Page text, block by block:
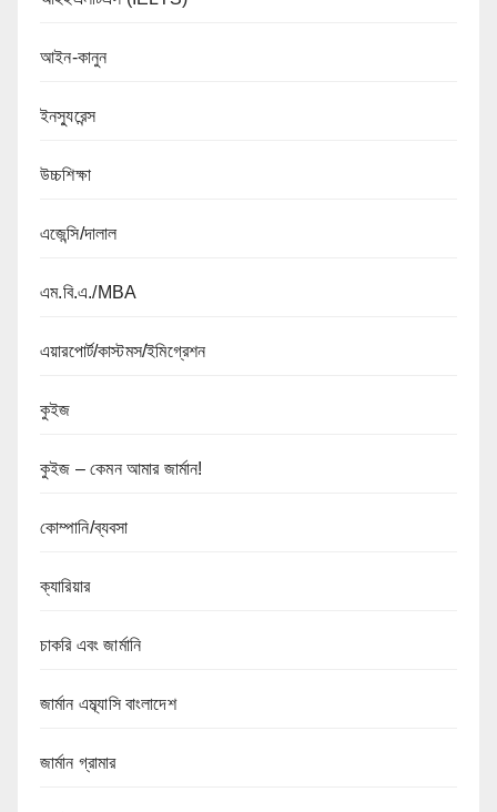
আইন-কানুন
ইনস্যুরেন্স
উচ্চশিক্ষা
এজেন্সি/দালাল
এম.বি.এ./MBA
এয়ারপোর্ট/কাস্টমস/ইমিগ্রেশন
কুইজ
কুইজ – কেমন আমার জার্মান!
কোম্পানি/ব্যবসা
ক্যারিয়ার
চাকরি এবং জার্মানি
জার্মান এম্ব্যাসি বাংলাদেশ
জার্মান গ্রামার